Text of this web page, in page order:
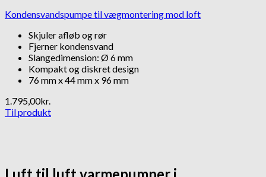
Kondensvandspumpe til vægmontering mod loft
Skjuler afløb og rør
Fjerner kondensvand
Slangedimension: Ø 6 mm
Kompakt og diskret design
76 mm x 44 mm x 96 mm
1.795,00kr.
Til produkt